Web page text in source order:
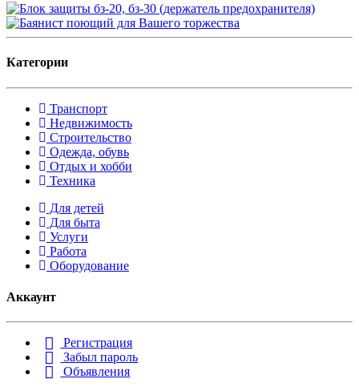
Категории
Транспорт
Недвижимость
Строительство
Одежда, обувь
Отдых и хобби
Техника
Для детей
Для быта
Услуги
Работа
Оборудование
Аккаунт
Регистрация
Забыл пароль
Объявления